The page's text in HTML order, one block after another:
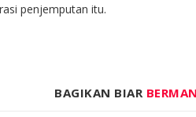
penjemputan itu.
BAGIKAN BIAR